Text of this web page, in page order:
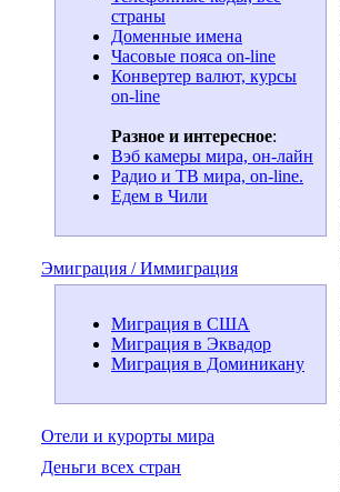
страны
Доменные имена
Часовые пояса on-line
Конвертер валют, курсы
on-line
Разное и интересное:
Вэб камеры мира, он-лайн
Радио и ТВ мира, on-line.
Едем в Чили
Эмиграция / Иммиграция
Миграция в США
Миграция в Эквадор
Миграция в Доминикану
Отели и курорты мира
Деньги всех стран